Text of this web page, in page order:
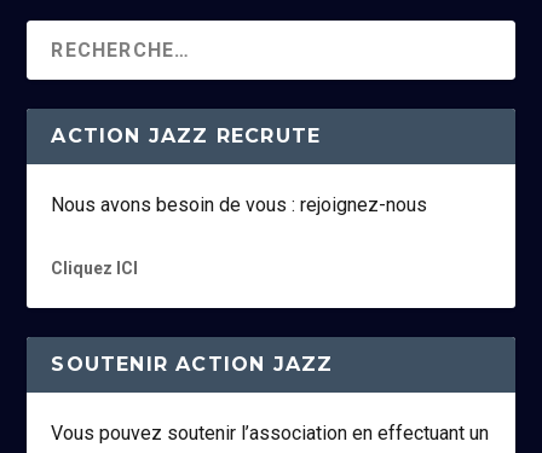
ACTION JAZZ RECRUTE
Nous avons besoin de vous : rejoignez-nous
Cliquez ICI
SOUTENIR ACTION JAZZ
Vous pouvez soutenir l’association en effectuant un